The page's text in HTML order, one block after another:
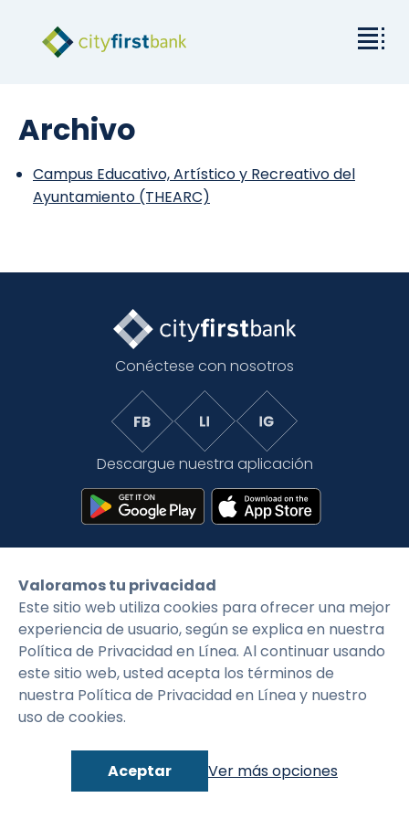
Empresas y particulares
Relaciones con los inversores
Acerca de City First
Language Inicio de sesión
Archivo
Campus Educativo, Artístico y Recreativo del
Ayuntamiento (THEARC)
Conéctese con nosotros
Descargue nuestra aplicación
©2026 CityFirstBank. Todos los derechos
reservados.
Política de privacidad Condiciones generales
Valoramos tu privacidad
Este sitio web utiliza cookies para ofrecer una mejor
experiencia de usuario, según se explica en nuestra
Política de Privacidad en Línea. Al continuar usando
este sitio web, usted acepta los términos de
nuestra Política de Privacidad en Línea y nuestro
uso de cookies.
Aceptar Ver más opciones